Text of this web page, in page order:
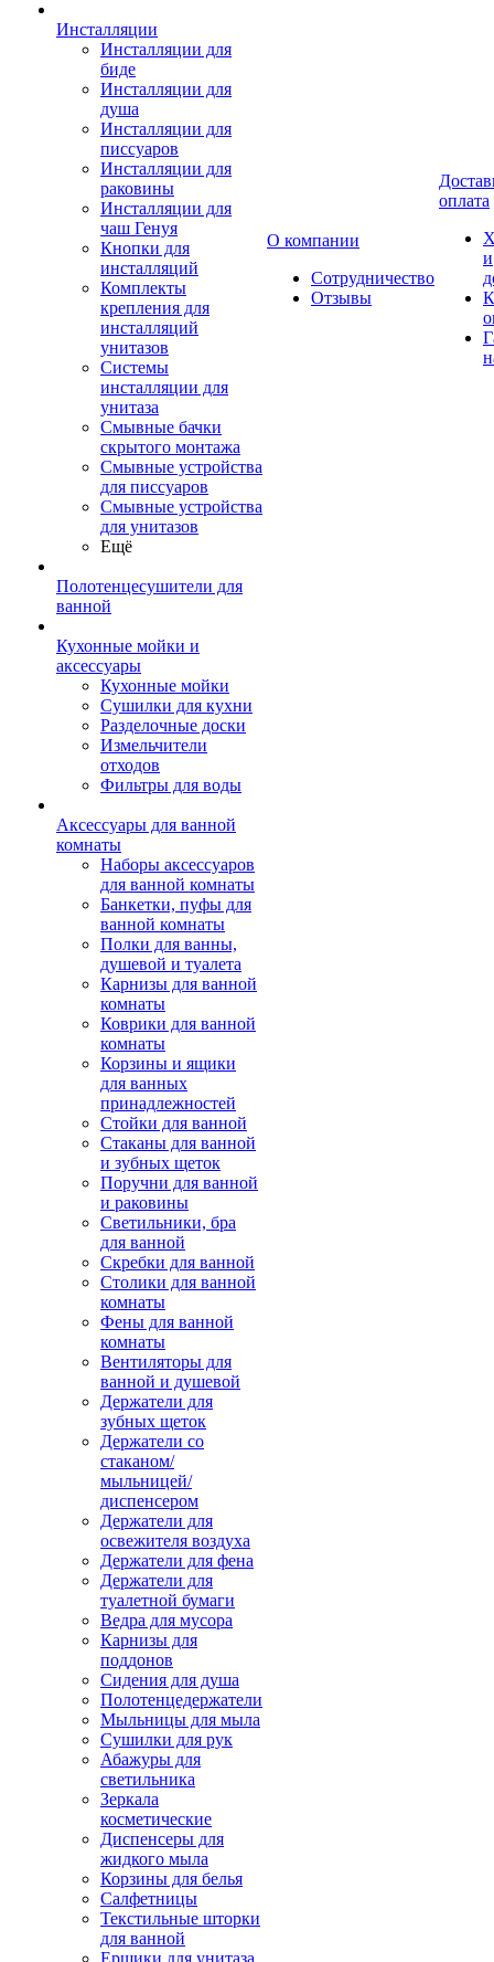
Инсталляции
Инсталляции для
биде
Инсталляции для
душа
Инсталляции для
писсуаров
Инсталляции для
раковины
Инсталляции для
чаш Генуя
Кнопки для
инсталляций
Комплекты
крепления для
инсталляций
унитазов
Системы
инсталляции для
унитаза
Смывные бачки
скрытого монтажа
Смывные устройства
для писсуаров
Смывные устройства
для унитазов
Ещё
Полотенцесушители для
ванной
Кухонные мойки и
аксессуары
Кухонные мойки
Сушилки для кухни
Разделочные доски
Измельчители
отходов
Фильтры для воды
Аксессуары для ванной
комнаты
Наборы аксессуаров
для ванной комнаты
Банкетки, пуфы для
ванной комнаты
Полки для ванны,
душевой и туалета
Карнизы для ванной
комнаты
Коврики для ванной
комнаты
Корзины и ящики
для ванных
принадлежностей
Стойки для ванной
Стаканы для ванной
и зубных щеток
Поручни для ванной
и раковины
Светильники, бра
для ванной
Скребки для ванной
Столики для ванной
комнаты
Фены для ванной
комнаты
Вентиляторы для
ванной и душевой
Держатели для
зубных щеток
Держатели со
стаканом/
мыльницей/
диспенсером
Держатели для
освежителя воздуха
Держатели для фена
Держатели для
туалетной бумаги
Ведра для мусора
Карнизы для
поддонов
Сидения для душа
Полотенцедержатели
Мыльницы для мыла
Сушилки для рук
Абажуры для
светильника
Зеркала
косметические
Диспенсеры для
жидкого мыла
Корзины для белья
Салфетницы
Текстильные шторки
для ванной
Ершики для унитаза
О компании
Сотрудничество
Отзывы
оплата
и